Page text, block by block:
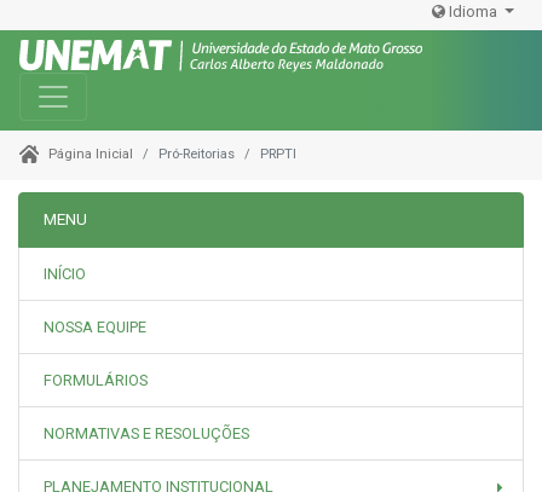
Idioma
Toggle navigation
Página Inicial Pró-Reitorias PRPTI
MENU
INÍCIO
NOSSA EQUIPE
FORMULÁRIOS
NORMATIVAS E RESOLUÇÕES
PLANEJAMENTO INSTITUCIONAL